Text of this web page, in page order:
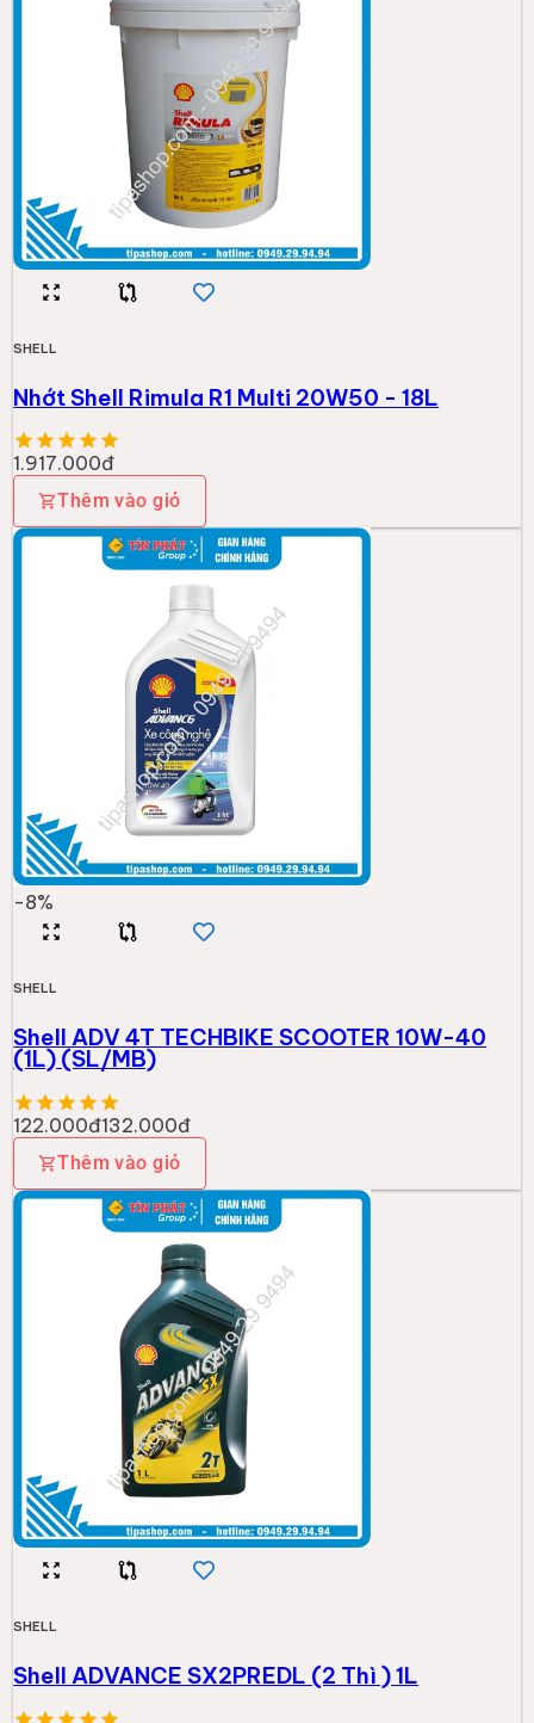
Thêm vào giỏ
-8%
SHELL
Shell ADV 4T TECHBIKE SCOOTER 10W-40
(1L) (SL/MB)
132.000đ
Thêm vào giỏ
SHELL
Shell ADVANCE SX2PREDL (2 Thì ) 1L
Thêm vào giỏ